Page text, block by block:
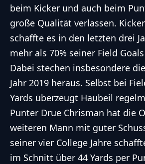
beim Kicker und auch beim
große Qualität verlassen.
schaffte es in den letzten drei
mehr als 70% seiner Field
Dabei stechen insbesondere
Jahr 2019 heraus. Selbst bei
Yards überzeugt Haubeil
Punter Drue Chrisman hat die
weiteren Mann mit guter
seiner vier College Jahre
im Schnitt über 44 Yards per